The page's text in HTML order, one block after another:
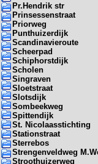
Pr.Hendrik str
Prinsessenstraat
Priorweg
Punthuizerdijk
Scandinavieroute
Scheerpad
Schiphorstdijk
Scholen
Singraven
Sloetstraat
Slotsdijk
Sombeekweg
Spittendijk
St. Nicolaasstichting
Stationstraat
Sterrebos
Strengenveldweg
Stroothuizerweg